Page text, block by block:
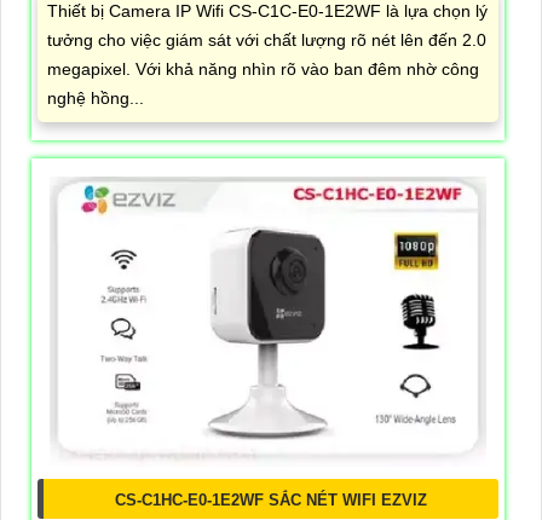
Thiết bị Camera IP Wifi CS-C1C-E0-1E2WF là lựa chọn lý
tưởng cho việc giám sát với chất lượng rõ nét lên đến 2.0
megapixel. Với khả năng nhìn rõ vào ban đêm nhờ công
nghệ hồng...
CS-C1HC-E0-1E2WF SẮC NÉT WIFI EZVIZ